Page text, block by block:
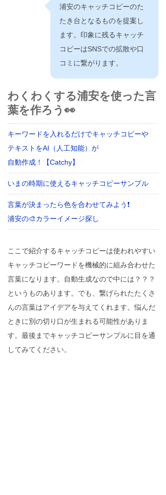
浦安のキャッチコピーのた
たき台となるものを提案し
ます。印象に残るキャッチ
コピーはSNSでの拡散や口
コミに繋がります。
わくわくする浦安を使った言
葉を作ろう👀
キーワードを入れるだけでキャッチコピーや
テキストをAI（人工知能）が
自動作成！【Catchy】
いまの時期に使えるキャッチコピーサンプル
言葉が決まったら色を合わせてみよう❗
浦安の🎨カラーイメージ探し
ここで紹介するキャッチコピーは使われやすい
キャッチコピーワードを機械的に組み合わせた
言葉になります。自動生成なので中には？？？
というものあります。でも、繋げられたたくさ
んの言葉はアイデアを与えてくれます。悩んだ
ときに別の切り口が生まれる可能性がありま
す。最後までキャッチコピーサンプルに目を通
してみてください。